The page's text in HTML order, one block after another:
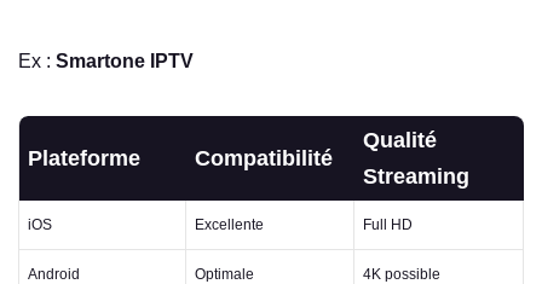
Ex : Smartone IPTV
Plateforme Compatibilité
Qualité
Streaming
iOS Excellente Full HD
Android Optimale 4K possible